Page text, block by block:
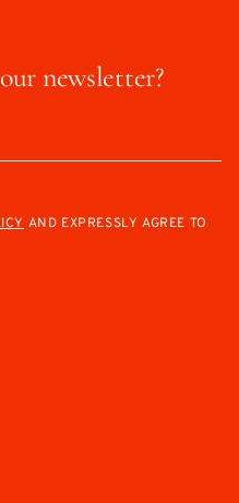
newsletter?
AND EXPRESSLY AGREE TO